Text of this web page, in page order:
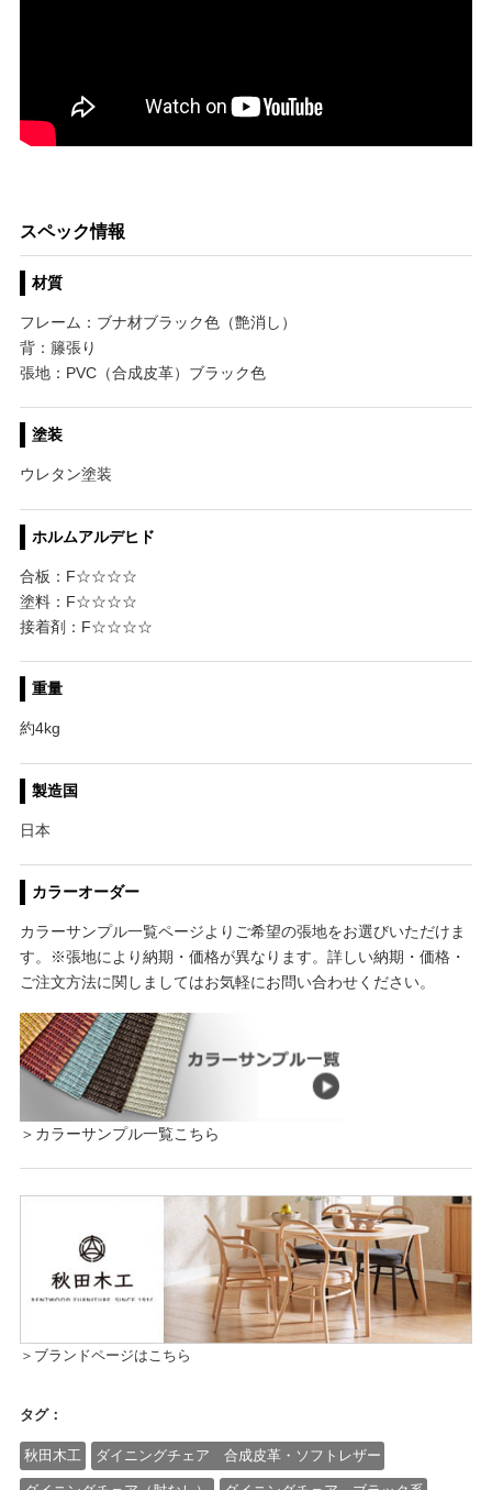
スペック情報
材質
フレーム：ブナ材ブラック色（艶消し）
背：籐張り
張地：PVC（合成皮革）ブラック色
塗装
ウレタン塗装
ホルムアルデヒド
合板：F☆☆☆☆
塗料：F☆☆☆☆
接着剤：F☆☆☆☆
重量
約4kg
製造国
日本
カラーオーダー
カラーサンプル一覧ページよりご希望の張地をお選びいただけま
す。※張地により納期・価格が異なります。詳しい納期・価格・
ご注文方法に関しましてはお気軽にお問い合わせください。
＞カラーサンプル一覧こちら
＞ブランドページはこちら
タグ：
秋田木工 ダイニングチェア 合成皮革・ソフトレザー